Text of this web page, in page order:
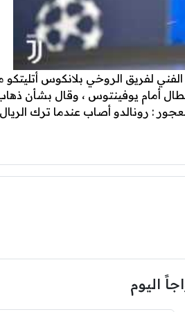
لفريق الروخي بلانكوس أتليتكو
أمام يوفينتوس ، وقال بشأن
: رونالدو أصاب عندما ترك الريال
اليوم